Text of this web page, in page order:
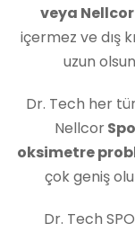
veya
içermez ve dış
uzun
Dr. Tech her
Nellcor
oksimetre
çok geniş
Dr. Tech